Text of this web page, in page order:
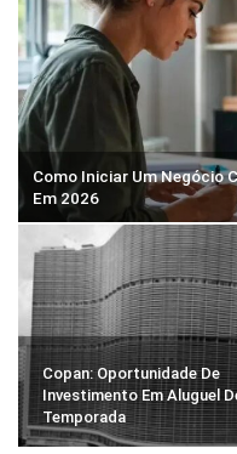
Como Iniciar Um Negócio
Em 2026
Copan: Oportunidade De
Investimento Em Aluguel
Temporada